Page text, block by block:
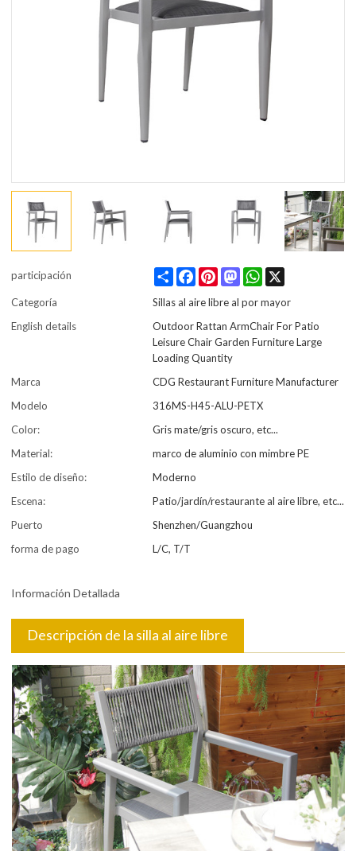
participación Share FacebookPinterestMastodonWhatsApp
Categoría
Sillas al aire libre al por mayor
English details
Outdoor Rattan ArmChair For Patio
Leisure Chair Garden Furniture Large
Loading Quantity
Marca
CDG Restaurant Furniture Manufacturer
Modelo
316MS-H45-ALU-PETX
Color:
Gris mate/gris oscuro, etc...
Material:
marco de aluminio con mimbre PE
Estilo de diseño:
Moderno
Escena:
Patio/jardín/restaurante al aire libre, etc...
Puerto
Shenzhen/Guangzhou
forma de pago
L/C, T/T
Información Detallada
Descripción de la silla al aire libre